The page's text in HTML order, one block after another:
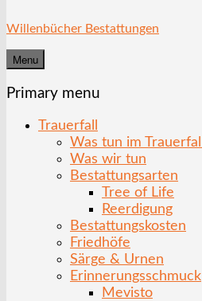
Willenbücher Bestattungen
Menu
Primary menu
Trauerfall
Was tun im Trauerfall
Was wir tun
Bestattungsarten
Tree of Life
Reerdigung
Bestattungskosten
Friedhöfe
Särge & Urnen
Erinnerungsschmuck
Mevisto